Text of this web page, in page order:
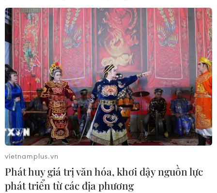
vietnamplus.vn
Phát huy giá trị văn hóa, khơi dậy nguồn lực
phát triển từ các địa phương